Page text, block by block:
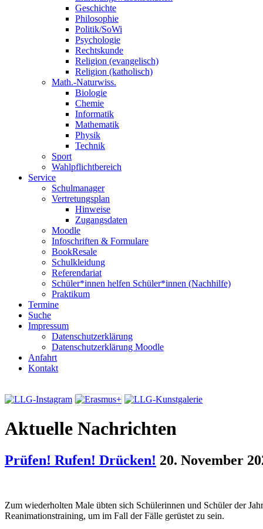
Geschichte
Philosophie
Politik/SoWi
Psychologie
Rechtskunde
Religion (evangelisch)
Religion (katholisch)
Math.-Naturwiss.
Biologie
Chemie
Informatik
Mathematik
Physik
Technik
Sport
Wahlpflichtbereich
Service
Schulmanager
Vertretungsplan
Hinweise
Zugangsdaten
Moodle
Infoschriften & Formulare
BookResale
Schulkleidung
Referendariat
Schüler*innen helfen Schüler*innen (Nachhilfe)
Praktikum
Termine
Suche
Impressum
Datenschutzerklärung
Datenschutzerklärung Moodle
Anfahrt
Kontakt
Aktuelle Nachrichten
Prüfen! Rufen! Drücken! 20. November
Zum wiederholten Male übten sich Schülerinnen und Schüler der
Reanimationstraining, um im Fall der Fälle gerüstet zu sein.